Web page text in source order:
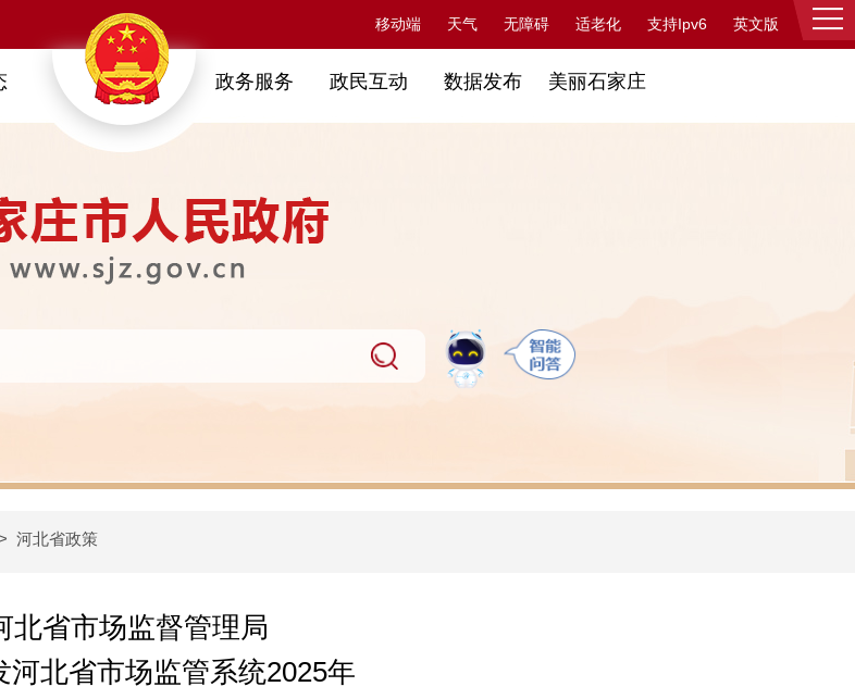
移动端 天气 无障碍 适老化 支持Ipv6 英文版 登录
政务服务 政民互动 数据发布 美丽石家庄
河北省政策
北省市场监督管理局
河北省市场监管系统2025年